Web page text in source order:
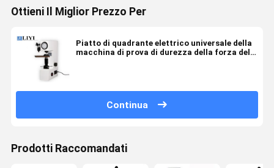
Ottieni Il Miglior Prezzo Per
Piatto di quadrante elettrico universale della
macchina di prova di durezza della forza della
Continua
Prodotti Raccomandati